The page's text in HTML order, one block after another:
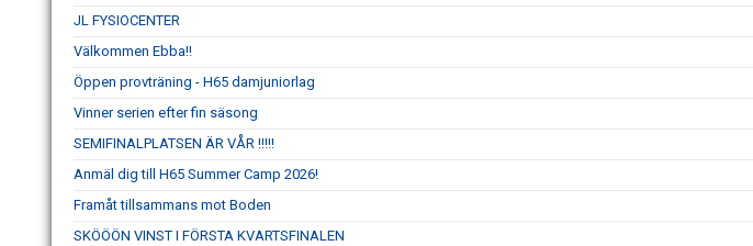
JL FYSIOCENTER
Välkommen Ebba!!
Öppen provträning - H65 damjuniorlag
Vinner serien efter fin säsong
SEMIFINALPLATSEN ÄR VÅR !!!!!
Anmäl dig till H65 Summer Camp 2026!
Framåt tillsammans mot Boden
SKÖÖÖN VINST I FÖRSTA KVARTSFINALEN